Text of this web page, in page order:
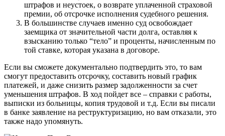
штрафов и неустоек, о возврате уплаченной страховой
премии, об отсрочке исполнения судебного решения.
В большинстве случаев именно суд освобождает
заемщика от значительной части долга, оставляя к
взысканию только “тело” и проценты, начисленным по
той ставке, которая указана в договоре.
Если вы сможете документально подтвердить это, то вам
смогут предоставить отсрочку, составить новый график
платежей, и даже снизить размер задолженности за счет
уменьшения штрафов. В ход пойдет все – справки с работы,
выписки из больницы, копия трудовой и т.д. Если вы писали
в банке заявление на реструктуризацию, но вам отказали, это
также надо упомянуть.